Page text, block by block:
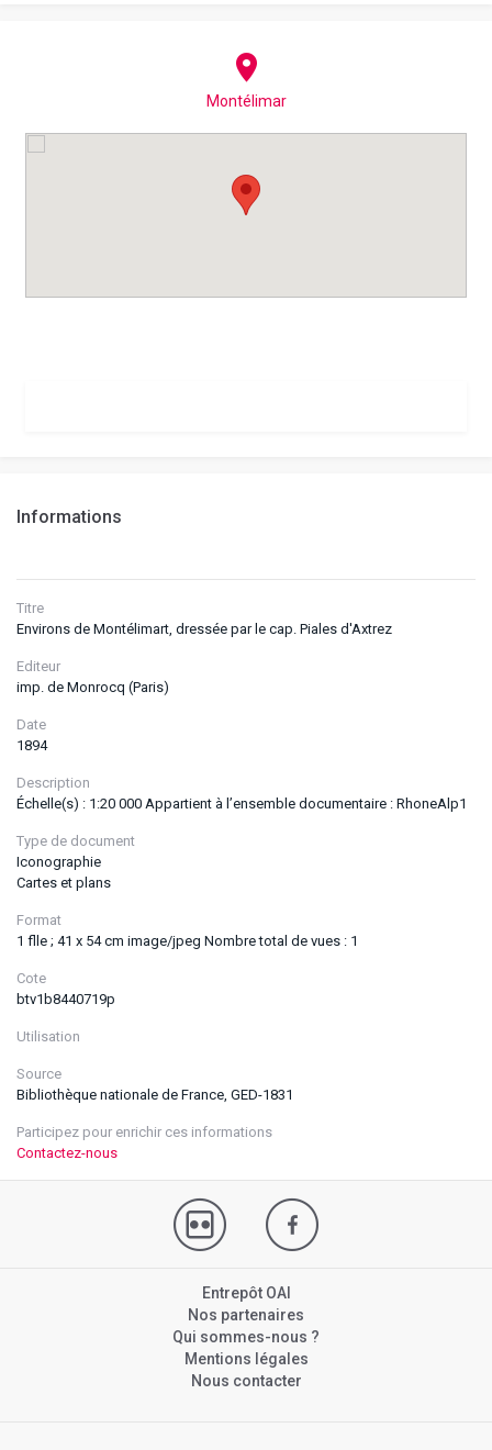
Informations
Titre
Environs de Montélimart, dressée par le cap. Piales d'Axtrez
Editeur
imp. de Monrocq (Paris)
Date
1894
Description
Échelle(s) : 1:20 000 Appartient à l’ensemble documentaire : RhoneAlp1
Type de document
Iconographie
Cartes et plans
Format
1 flle ; 41 x 54 cm image/jpeg Nombre total de vues : 1
Cote
btv1b8440719p
Utilisation
Source
Bibliothèque nationale de France, GED-1831
Participez pour enrichir ces informations
Contactez-nous
Montélimar
Entrepôt OAI
Nos partenaires
Qui sommes-nous ?
Mentions légales
Nous contacter